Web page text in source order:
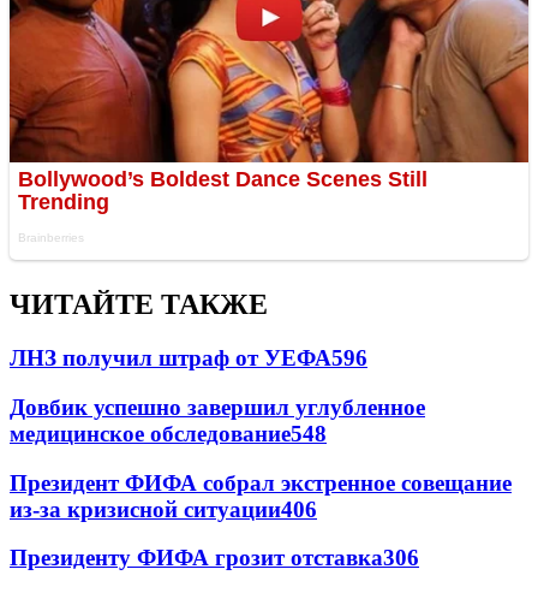
ЧИТАЙТЕ ТАКЖЕ
ЛНЗ получил штраф от УЕФА596
Довбик успешно завершил углубленное
медицинское обследование548
Президент ФИФА собрал экстренное совещание
из-за кризисной ситуации406
Президенту ФИФА грозит отставка306